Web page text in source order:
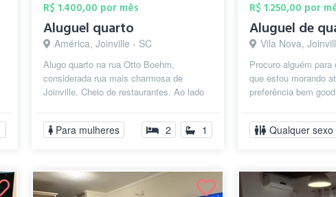
R$ 1.400,00 por mês
Aluguel quarto
América, Joinville - SC
Alugo quarto na rua Otto Boehm,
considerada rua mais charmosa de
Joinville. Cheio de restaurantes. Ao lado
Shoppin...
Para mulheres 2 1
R$ 1.250,00 por
Aluguel de
Vila Nova,
Procuro alguém
que estou morando
preferência bem
Qualquer sexo